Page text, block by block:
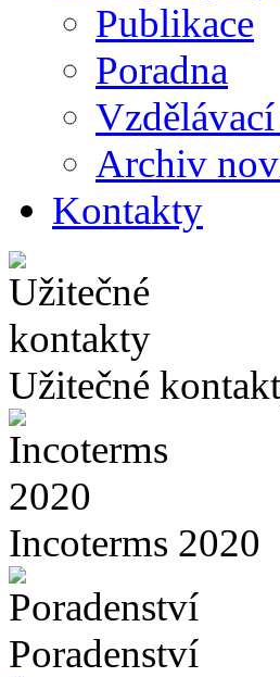
Publikace
Poradna
Archiv
Kontakty
Užitečné
Incoterms 2020
Poradenství